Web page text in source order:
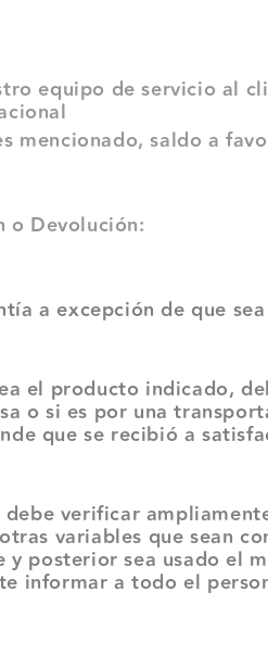
equipo de servicio al
mencionado, saldo a
o Devolución:
excepción de que
producto indicado,
o si es por una
que se recibió a
verificar ampliamente
variables que sean
posterior sea usado el
informar a todo el